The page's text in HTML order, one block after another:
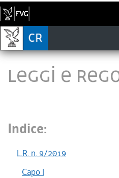
LEGGI E
Indice:
L.R. n. 9/2019
Capo I